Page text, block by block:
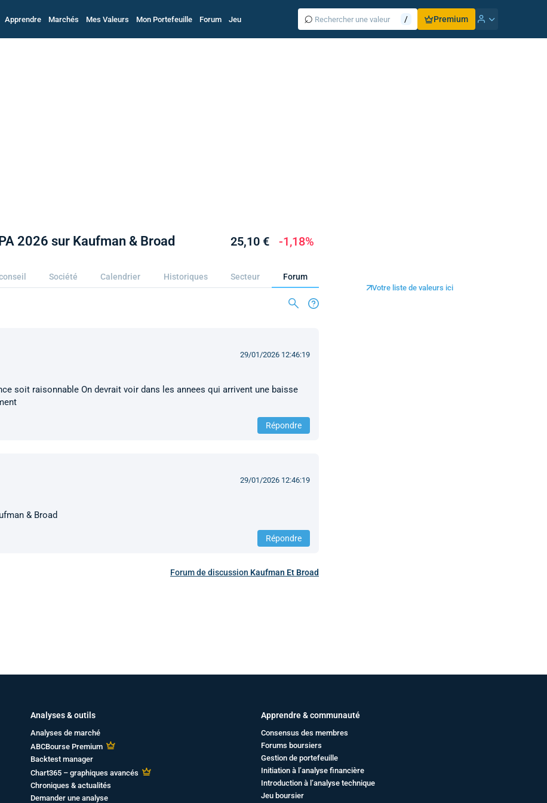
Apprendre Marchés Mes Valeurs Mon Portefeuille Forum Jeu ⌕ / Premium
2026 sur Kaufman & Broad 25,10 € -1,18%
Société Calendrier Historiques Secteur Forum
29/01/2026 12:46:19
soit raisonnable On devrait voir dans les annees qui arrivent une baisse
Répondre
29/01/2026 12:46:19
& Broad
Répondre
Forum de discussion Kaufman Et Broad
Votre liste de valeurs ici
Analyses & outils
Analyses de marché
ABCBourse Premium
Backtest manager
Chart365 – graphiques avancés
Chroniques & actualités
Demander une analyse
Apprendre & communauté
Consensus des membres
Forums boursiers
Gestion de portefeuille
Initiation à l’analyse financière
Introduction à l’analyse technique
Jeu boursier